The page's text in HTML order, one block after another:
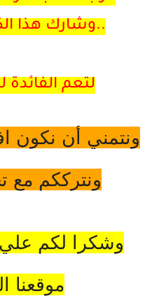
..وشارك هذا
لتعم الفائدة
ونتمني أن نكون
ونترككم مع
وشكرا لكم علي
موقعنا